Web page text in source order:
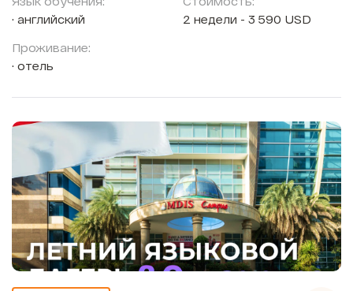
английский
Проживание:
отель
2 недели - 3 590 USD